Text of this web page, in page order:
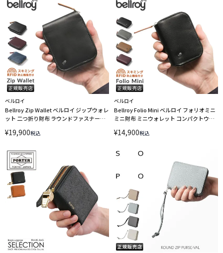
ベルロイ
Bellroy Zip Wallet ベルロイ ジップウォレ
ット 二つ折り財布 ラウンドファスナー
り】 LINECPN
¥19,900税込
ベルロイ
Bellroy Folio Mini ベルロイ フォリオミニ
ミニ財布 ミニウォレット コンパクトウォ
WFMA 3年保証 LINECPN
¥14,900税込